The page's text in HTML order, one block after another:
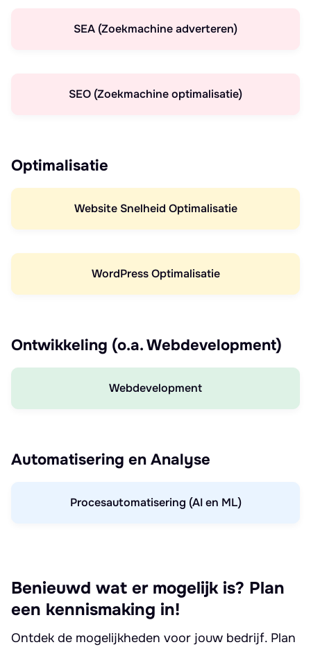
SEA (Zoekmachine adverteren)
SEO (Zoekmachine optimalisatie)
Optimalisatie
Website Snelheid Optimalisatie
WordPress Optimalisatie
Ontwikkeling (o.a. Webdevelopment)
Webdevelopment
Automatisering en Analyse
Procesautomatisering (AI en ML)
Benieuwd wat er mogelijk is? Plan
een kennismaking in!
Ontdek de mogelijkheden voor jouw bedrijf. Plan